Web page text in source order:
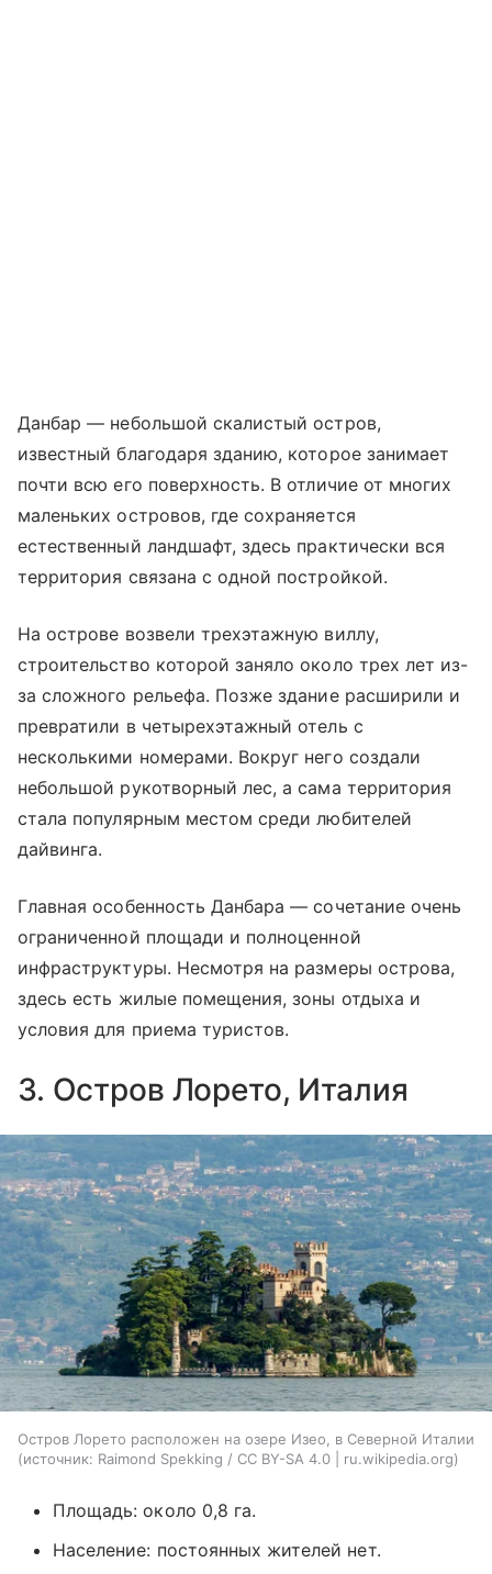
Данбар — небольшой скалистый остров,
известный благодаря зданию, которое занимает
почти всю его поверхность. В отличие от многих
маленьких островов, где сохраняется
естественный ландшафт, здесь практически вся
территория связана с одной постройкой.
На острове возвели трехэтажную виллу,
строительство которой заняло около трех лет из-
за сложного рельефа. Позже здание расширили и
превратили в четырехэтажный отель с
несколькими номерами. Вокруг него создали
небольшой рукотворный лес, а сама территория
стала популярным местом среди любителей
дайвинга.
Главная особенность Данбара — сочетание очень
ограниченной площади и полноценной
инфраструктуры. Несмотря на размеры острова,
здесь есть жилые помещения, зоны отдыха и
условия для приема туристов.
3. Остров Лорето, Италия
Остров Лорето расположен на озере Изео, в Северной Италии
источник: Raimond Spekking / CC BY-SA 4.0 | ru.wikipedia.org
Площадь: около 0,8 га.
Население: постоянных жителей нет.